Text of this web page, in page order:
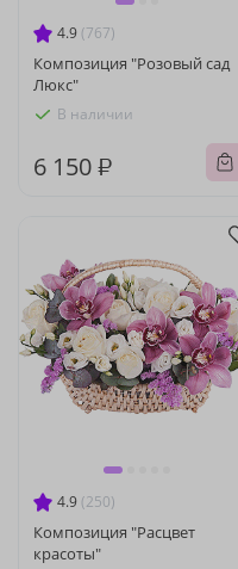
4.9 (767)
Композиция "Розовый сад
Люкс"
В наличии
6 150 ₽
4.9 (250)
Композиция "Расцвет
красоты"